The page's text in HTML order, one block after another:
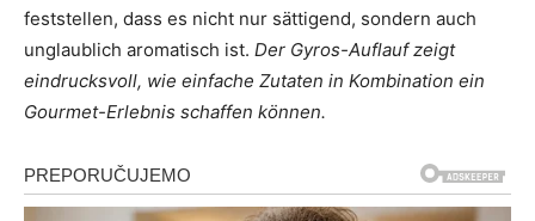
feststellen, dass es nicht nur sättigend, sondern auch
unglaublich aromatisch ist. Der Gyros-Auflauf zeigt
eindrucksvoll, wie einfache Zutaten in Kombination ein
Gourmet-Erlebnis schaffen können.